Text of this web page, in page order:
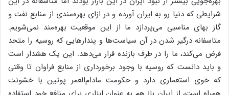
شرایطی که دنیا رو به ایران آورده و در ازای بهره‌مندی از منابع نفت و
گاز بهای مناسبی می‌پردازد ما از این موقعیت بهره‌مند نمی‌شویم.
متاسفانه درگیر شدن در آن سیاست‌ها و پندارهایی که روسیه را متحد
فرض می‌کند، ما را در طرف بازنده قرار می‌دهد. این یک هشدار است
و باید دانست که روسیه با وجود برخورداری از منابع فراوان تا وقتی
که خوی استعماری دارد و حکومت مادام‌العمر پوتین با خشونت